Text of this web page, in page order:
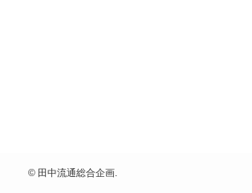
©田中流通総合企画.